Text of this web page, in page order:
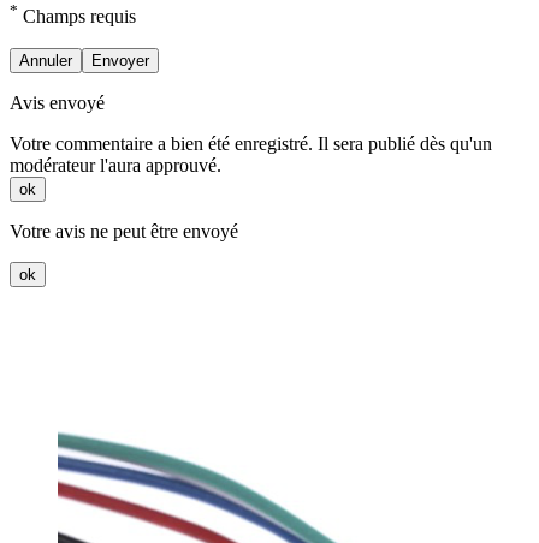
* Champs requis
Annuler Envoyer
Avis envoyé
Votre commentaire a bien été enregistré. Il sera publié dès qu'un
modérateur l'aura approuvé.
ok
Votre avis ne peut être envoyé
ok